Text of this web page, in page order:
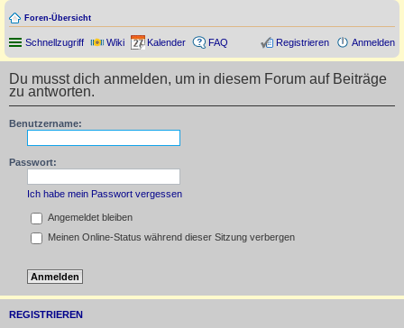
Foren-Übersicht
Schnellzugriff Wiki Kalender FAQ Anmelden
Registrieren
Du musst dich anmelden, um in diesem Forum auf Beiträge
zu antworten.
Benutzername:
Passwort:
Ich habe mein Passwort vergessen
Angemeldet bleiben
Meinen Online-Status während dieser Sitzung verbergen
REGISTRIEREN